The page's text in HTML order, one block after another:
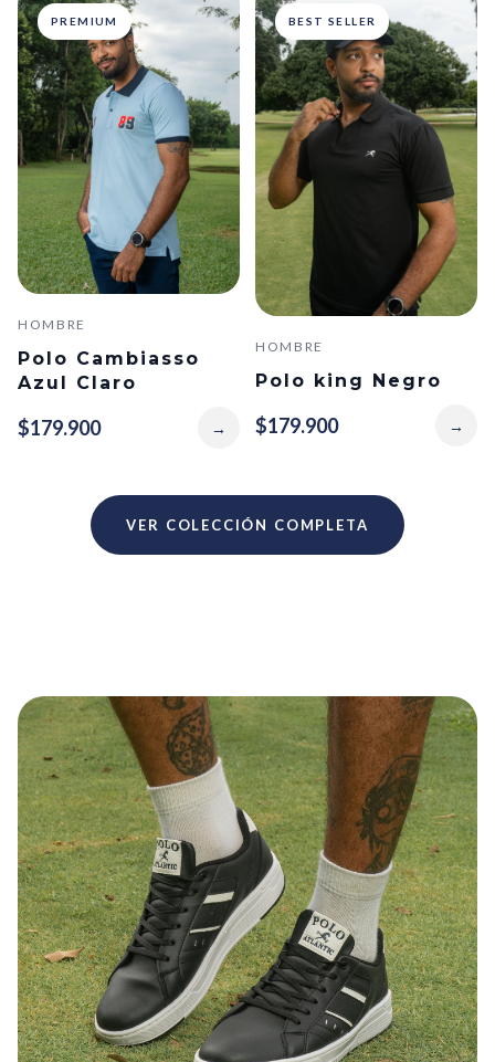
PREMIUM
HOMBRE
Polo Cambiasso
Azul Claro
$179.900 →
BEST SELLER
HOMBRE
Polo king Negro
$179.900 →
VER COLECCIÓN COMPLETA